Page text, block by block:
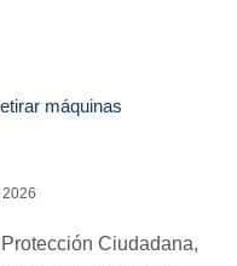
máquinas
Ciudadana,